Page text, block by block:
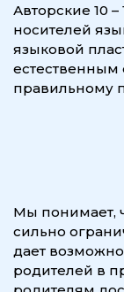
Авторские 10
носителей
языковой
естественным
правильному
Мы понимает,
сильно
дает
родителей в